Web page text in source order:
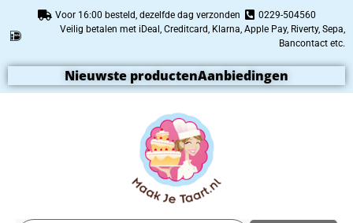
Voor 16:00 besteld, dezelfde dag verzonden
0229-504560
Veilig betalen met iDeal, Creditcard, Klarna, Apple Pay, Riverty, Sepa,
Bancontact etc.
Nieuwste productenAanbiedingen